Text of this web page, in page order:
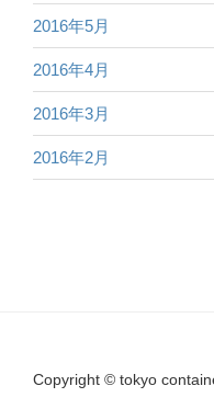
2016年5月
2016年4月
2016年3月
2016年2月
Copyright © tokyo